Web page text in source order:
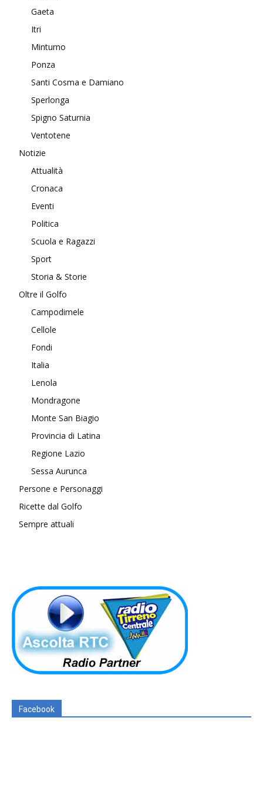
Gaeta
Itri
Minturno
Ponza
Santi Cosma e Damiano
Sperlonga
Spigno Saturnia
Ventotene
Notizie
Attualità
Cronaca
Eventi
Politica
Scuola e Ragazzi
Sport
Storia & Storie
Oltre il Golfo
Campodimele
Cellole
Fondi
Italia
Lenola
Mondragone
Monte San Biagio
Provincia di Latina
Regione Lazio
Sessa Aurunca
Persone e Personaggi
Ricette dal Golfo
Sempre attuali
Facebook